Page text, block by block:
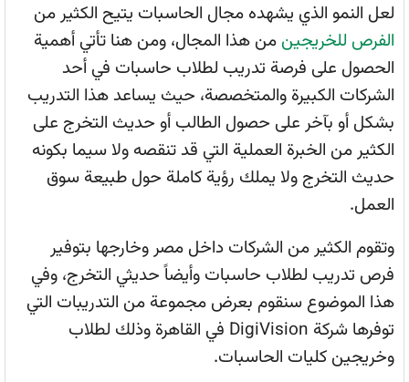
لعل النمو الذي يشهده مجال الحاسبات يتيح الكثير من
الفرص للخريجين من هذا المجال، ومن هنا تأتي أهمية
الحصول على فرصة تدريب لطلاب حاسبات في أحد
الشركات الكبيرة والمتخصصة، حيث يساعد هذا التدريب
بشكل أو بآخر على حصول الطالب أو حديث التخرج على
الكثير من الخبرة العملية التي قد تنقصه ولا سيما بكونه
حديث التخرج ولا يملك رؤية كاملة حول طبيعة سوق
العمل.
وتقوم الكثير من الشركات داخل مصر وخارجها بتوفير
فرص تدريب لطلاب حاسبات وأيضاً حديثي التخرج، وفي
هذا الموضوع سنقوم بعرض مجموعة من التدريبات التي
توفرها شركة DigiVision في القاهرة وذلك لطلاب
وخريجين كليات الحاسبات.